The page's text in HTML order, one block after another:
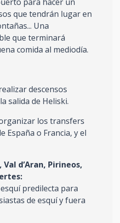
que tendrán lugar en
Una
que terminará
comida al mediodía.
descensos
salida de Heliski.
los transfers
España o Francia, y el
d’Aran, Pirineos,
predilecta para
de esquí y fuera